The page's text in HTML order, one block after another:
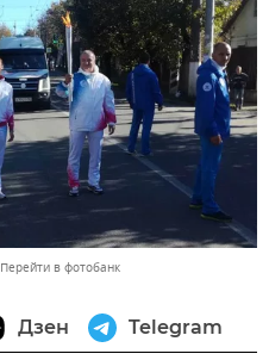
Перейти в фотобанк
Дзен Telegram